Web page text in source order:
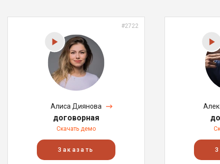
#2722
Алиса Диянова
договорная
Скачать демо
Заказать